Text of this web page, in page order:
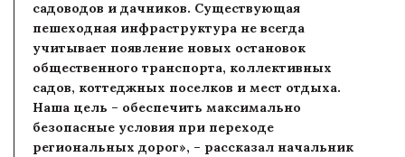
садоводов и дачников. Существующая
пешеходная инфраструктура не всегда
учитывает появление новых остановок
общественного транспорта, коллективных
садов, коттеджных поселков и мест отдыха.
Наша цель – обеспечить максимально
безопасные условия при переходе
региональных дорог», – рассказал начальник